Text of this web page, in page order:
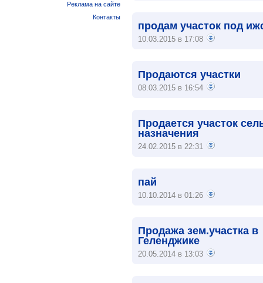
продам участок под
10.03.2015 в 17:08
Продаются участки
08.03.2015 в 16:54
Продается участок
назначения
24.02.2015 в 22:31
пай
10.10.2014 в 01:26
Продажа зем.участка в
Геленджике
20.05.2014 в 13:03
Реклама на сайте
Контакты